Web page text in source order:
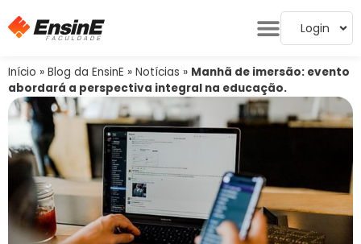
Login
Início » Blog da EnsinE » Notícias » Manhã de imersão: evento
abordará a perspectiva integral na educação.